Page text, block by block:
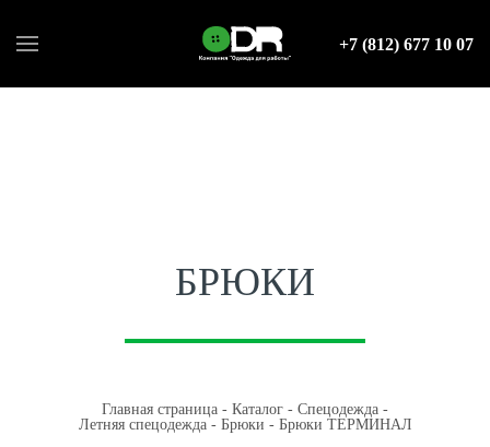
+7 (812) 677 10 07
БРЮКИ
Главная страница - Каталог - Спецодежда -
Летняя спецодежда- Брюки - Брюки ТЕРМИНАЛ